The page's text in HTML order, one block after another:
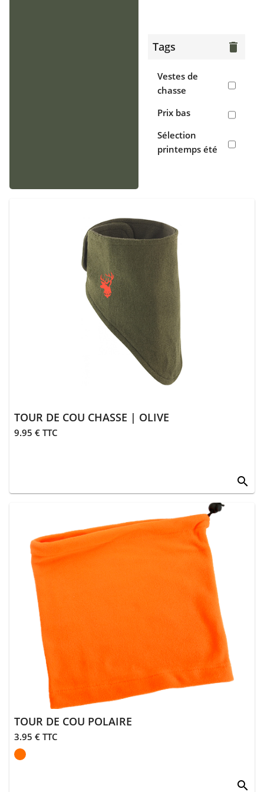
Chaussants
> Chaussures
crocs
> Écharpes,
tours de cou
> Gants
> Guêtres,
chaussettes
> Ceintures
> Divers
Équipements
Équipements
divers
> Entretien
> Laisses,
colliers
> Sifflets,
grelots
> Accessoires
animalerie
Tags delete
Vestes de
chasse
Prix bas
Sélection
printemps été
TOUR DE COU CHASSE | OLIVE
9.95 € TTC
search
TOUR DE COU POLAIRE
3.95 € TTC
search